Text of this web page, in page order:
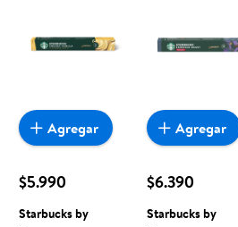
$5.990
Starbucks by
Agregar
$6.390
Starbucks by
Agregar